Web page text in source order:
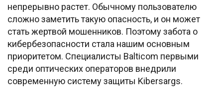
непрерывно растет. Обычному пользователю
сложно заметить такую опасность, и он может
стать жертвой мошенников. Поэтому забота о
кибербезопасности стала нашим основным
приоритетом. Специалисты Balticom первыми
среди оптических операторов внедрили
современную систему защиты Kibersargs.